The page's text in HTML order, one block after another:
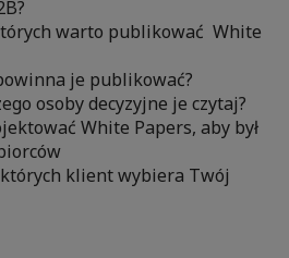
warto publikować White
je publikować?
osoby decyzyjne je czytaj?
White Papers, aby był
klient wybiera Twój